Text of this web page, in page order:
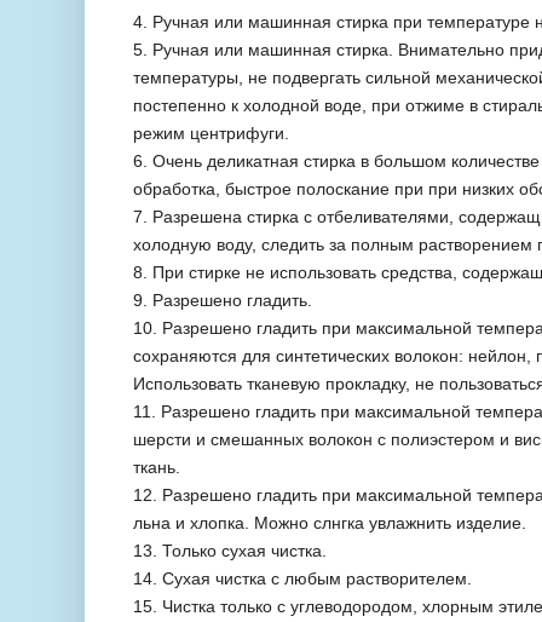
4. Ручная или машинная стирка при температуре
5. Ручная или машинная стирка. Внимательно
температуры, не подвергать сильной
постепенно к холодной воде, при отжиме в
режим центрифуги.
6. Очень деликатная стирка в большом
обработка, быстрое полоскание при при низких
7. Разрешена стирка с отбеливателями,
холодную воду, следить за полным растворением
8. При стирке не использовать средства,
9. Разрешено гладить.
10. Разрешено гладить при максимальной
сохраняются для синтетических волокон: нейлон,
Использовать тканевую прокладку, не
11. Разрешено гладить при максимальной
шерсти и смешанных волокон с полиэстером и
ткань.
12. Разрешено гладить при максимальной
льна и хлопка. Можно слнгка увлажнить изделие.
13. Только сухая чистка.
14. Сухая чистка с любым растворителем.
15. Чистка только с углеводородом, хлорным